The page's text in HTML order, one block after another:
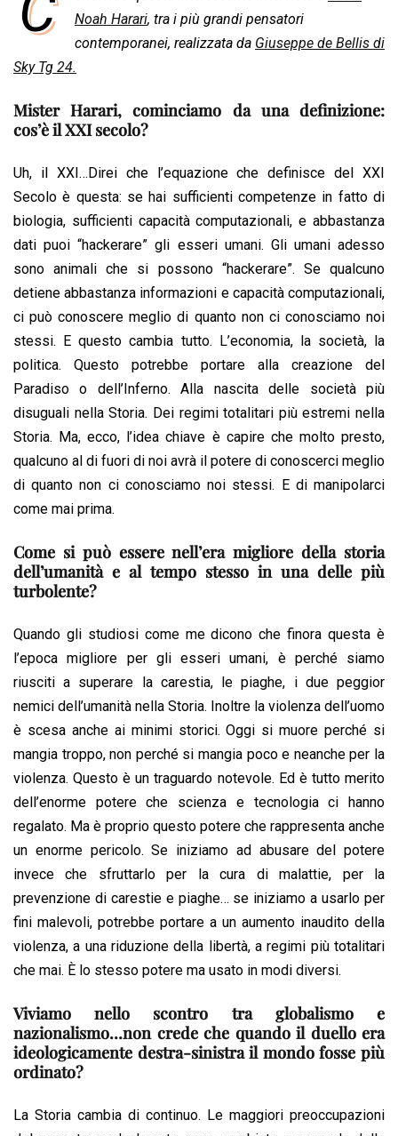
e
o
k
t
s
p
k
e
n
e
a
i
l
y
L
n
Noah Harari, tra i più grandi pensatori
contemporanei, realizzata da Giuseppe de Bellis di
Sky Tg 24.
Mister Harari, cominciamo da una definizione:
cos’è il XXI secolo?
Uh, il XXI…Direi che l’equazione che definisce del XXI
Secolo è questa: se hai sufficienti competenze in fatto di
biologia, sufficienti capacità computazionali, e abbastanza
dati puoi “hackerare” gli esseri umani. Gli umani adesso
sono animali che si possono “hackerare”. Se qualcuno
detiene abbastanza informazioni e capacità computazionali,
ci può conoscere meglio di quanto non ci conosciamo noi
stessi. E questo cambia tutto. L’economia, la società, la
politica. Questo potrebbe portare alla creazione del
Paradiso o dell’Inferno. Alla nascita delle società più
disuguali nella Storia. Dei regimi totalitari più estremi nella
Storia. Ma, ecco, l’idea chiave è capire che molto presto,
qualcuno al di fuori di noi avrà il potere di conoscerci meglio
di quanto non ci conosciamo noi stessi. E di manipolarci
come mai prima.
Come si può essere nell’era migliore della storia
dell’umanità e al tempo stesso in una delle più
turbolente?
Quando gli studiosi come me dicono che finora questa è
l’epoca migliore per gli esseri umani, è perché siamo
riusciti a superare la carestia, le piaghe, i due peggior
nemici dell’umanità nella Storia. Inoltre la violenza dell’uomo
è scesa anche ai minimi storici. Oggi si muore perché si
mangia troppo, non perché si mangia poco e neanche per la
violenza. Questo è un traguardo notevole. Ed è tutto merito
dell’enorme potere che scienza e tecnologia ci hanno
regalato. Ma è proprio questo potere che rappresenta anche
un enorme pericolo. Se iniziamo ad abusare del potere
invece che sfruttarlo per la cura di malattie, per la
prevenzione di carestie e piaghe… se iniziamo a usarlo per
fini malevoli, potrebbe portare a un aumento inaudito della
violenza, a una riduzione della libertà, a regimi più totalitari
che mai. È lo stesso potere ma usato in modi diversi.
Viviamo nello scontro tra globalismo e
nazionalismo…non crede che quando il duello era
ideologicamente destra-sinistra il mondo fosse più
ordinato?
La Storia cambia di continuo. Le maggiori preoccupazioni